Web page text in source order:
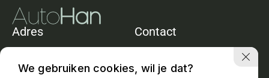
Adres
1161ACZwanenburg
Contact
info@autohan.nl
We gebruiken cookies, wil je dat?